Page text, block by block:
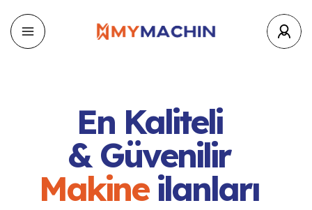
En Kaliteli
& Güvenilir
Makineilanları